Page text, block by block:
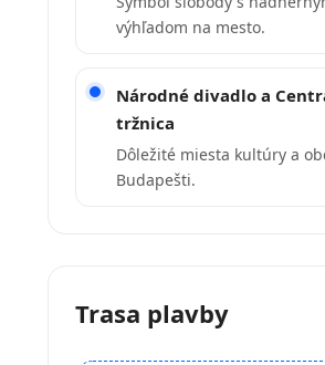
výhľadom na mesto.
Národné divadlo a
tržnica
Dôležité miesta kultúry a
Budapešti.
Trasa plavby